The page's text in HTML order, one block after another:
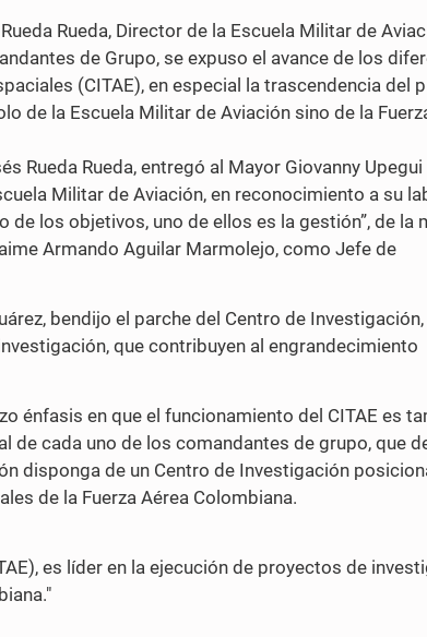
Rueda, Director de la Escuela Militar de
de Grupo, se expuso el avance de los
(CITAE), en especial la trascendencia del
de la Escuela Militar de Aviación sino de la
Rueda Rueda, entregó al Mayor Giovanny Upegui
Militar de Aviación, en reconocimiento a su
los objetivos, uno de ellos es la gestión”, de la
Armando Aguilar Marmolejo, como Jefe de
bendijo el parche del Centro de
que contribuyen al engrandecimiento
énfasis en que el funcionamiento del CITAE es
cada uno de los comandantes de grupo, que
disponga de un Centro de Investigación
de la Fuerza Aérea Colombiana.
es líder en la ejecución de proyectos de